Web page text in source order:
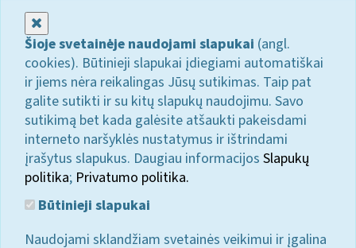
Šioje svetainėje naudojami slapukai (angl.
cookies). Būtinieji slapukai įdiegiami automatiškai
ir jiems nėra reikalingas Jūsų sutikimas. Taip pat
galite sutikti ir su kitų slapukų naudojimu. Savo
sutikimą bet kada galėsite atšaukti pakeisdami
interneto naršyklės nustatymus ir ištrindami
įrašytus slapukus. Daugiau informacijos Slapukų
politika; Privatumo politika.
Būtinieji slapukai
Naudojami sklandžiam svetainės veikimui ir įgalina